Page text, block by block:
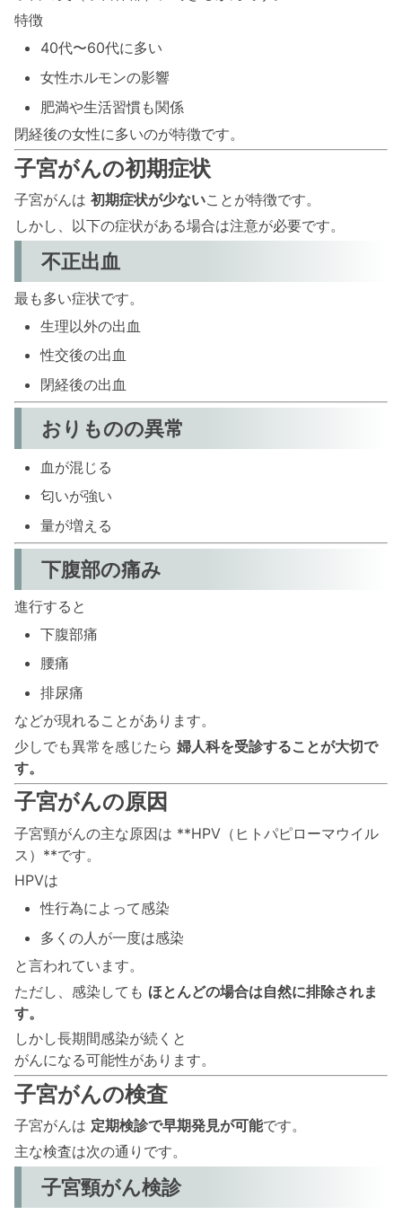
特徴
40代〜60代に多い
女性ホルモンの影響
肥満や生活習慣も関係
閉経後の女性に多いのが特徴です。
子宮がんの初期症状
子宮がんは 初期症状が少ないことが特徴です。
しかし、以下の症状がある場合は注意が必要です。
不正出血
最も多い症状です。
生理以外の出血
性交後の出血
閉経後の出血
おりものの異常
血が混じる
匂いが強い
量が増える
下腹部の痛み
進行すると
下腹部痛
腰痛
排尿痛
などが現れることがあります。
少しでも異常を感じたら 婦人科を受診することが大切で
す。
子宮がんの原因
子宮頸がんの主な原因は **HPV（ヒトパピローマウイル
ス）**です。
HPVは
性行為によって感染
多くの人が一度は感染
と言われています。
ただし、感染しても ほとんどの場合は自然に排除されま
す。
しかし長期間感染が続くと
がんになる可能性があります。
子宮がんの検査
子宮がんは 定期検診で早期発見が可能です。
主な検査は次の通りです。
子宮頸がん検診